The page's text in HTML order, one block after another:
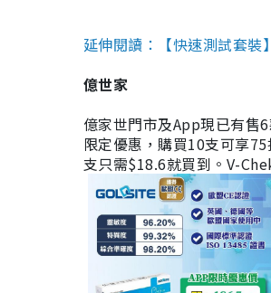
延伸閱讀：【快速測試套
億世家
億家世門市及App現已有售
限定優惠，購買10支可享
支只需$18.6就買到。V-